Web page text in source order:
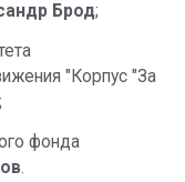
Брод;
"Корпус "За
;
фонда
.